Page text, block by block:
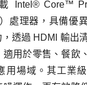
Intel® Core™
）處理器，具備優
，透過 HDMI 輸出
適用於零售、餐飲
用場域。其工業